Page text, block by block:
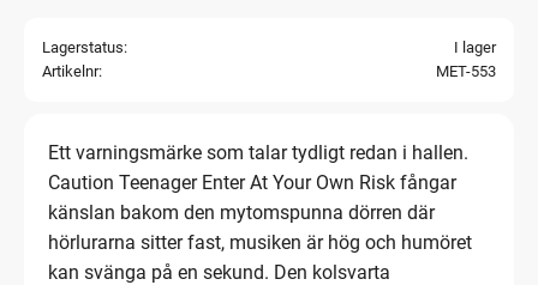
Lagerstatus
I lager
Artikelnr
MET-553
Ett varningsmärke som talar tydligt redan i hallen.
Caution Teenager Enter At Your Own Risk fångar
känslan bakom den mytomspunna dörren där
hörlurarna sitter fast, musiken är hög och humöret
kan svänga på en sekund. Den kolsvarta